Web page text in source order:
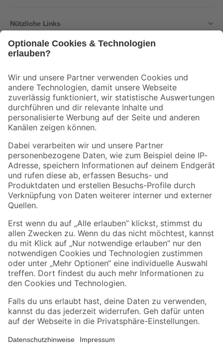
Nützliche Links
Der toom Newsletter: Keine Angebote und Aktionen mehr verpassen!
Zur Newsletter Anmeldung
Folge uns
Zahlungsarten Versandarten
Sicher einkaufen
Jetzt die toom-App herunterladen
Alle Preisangaben in EUR inkl. gesetzl. MwSt.. Die dargestellten Angebote sind unter
Umständen nicht in allen Märkten verfügbar. Die angegebenen Verfügbarkeiten beziehen
Produkte nur solange der Vorrat reicht.
*Paketversand ab 59 € versandkostenfrei, gilt nicht für Artikel mit Speditionsversand, hier